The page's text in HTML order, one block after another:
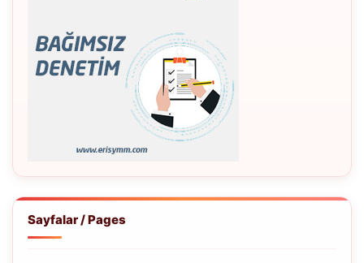
Sayfalar / Pages